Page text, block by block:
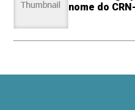
nome do